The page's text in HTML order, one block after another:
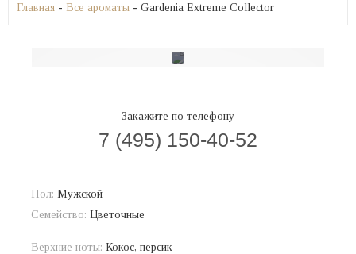
Главная - Все ароматы - Gardenia Extreme Collector
Закажите по телефону
7 (495) 150-40-52
Пол: Мужской
Семейство: Цветочные
Верхние ноты: Кокос, персик